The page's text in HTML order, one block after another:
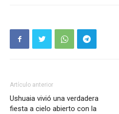
Artículo anterior
Ushuaia vivió una verdadera
fiesta a cielo abierto con la